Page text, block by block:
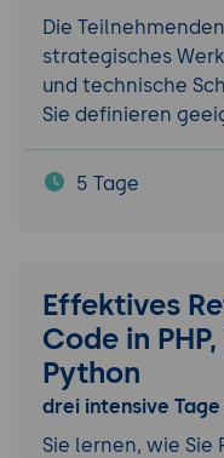
Die
strategisches
und technische
Sie definieren
5 Tage
Effektives
Code in
Python
drei intensive
Sie lernen, wie